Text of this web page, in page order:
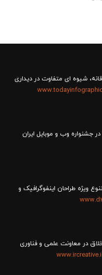
جشنواره وب و موبایل ایران
ویژه طراحان اینفوگرافیک و
در معاونت علمی و فناوری